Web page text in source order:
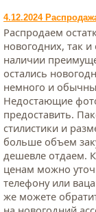
4.12.2024
Распродаем
новогодних, так
наличии
остались
немного и
Недостающие
предоставить.
стилистики и
больше объем
дешевле отдаем.
ценам можно
телефону или
же можете